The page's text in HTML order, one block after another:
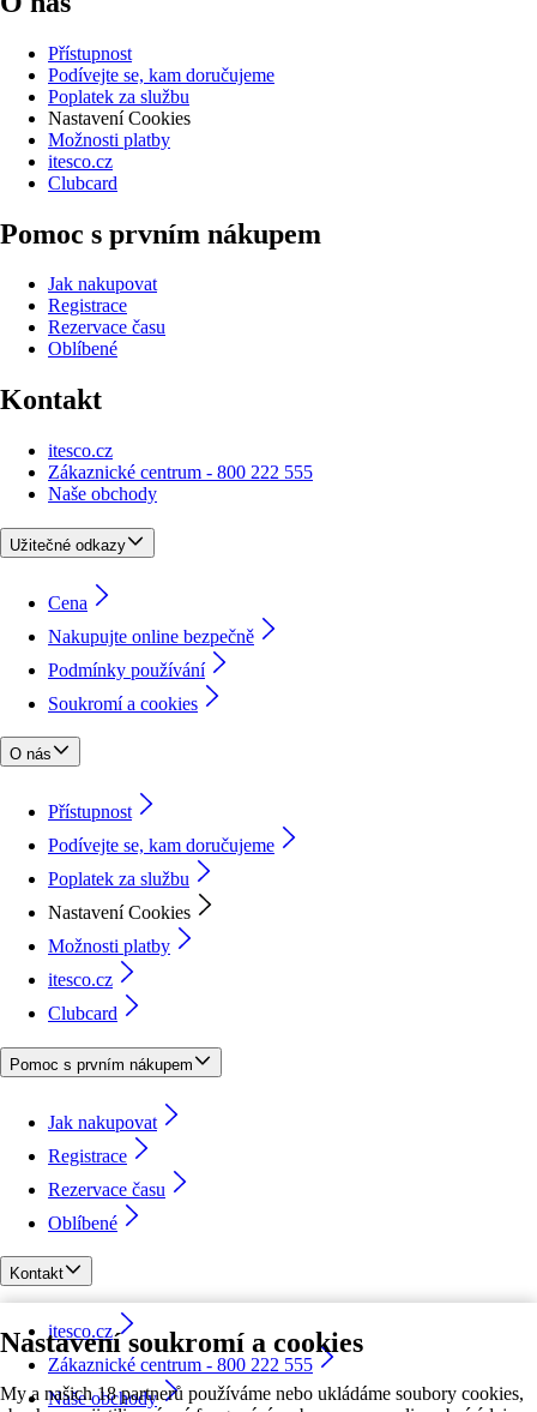
Nastavení soukromí a cookies
My a našich 18 partnerů používáme nebo ukládáme soubory cookies,
Přístupnost
Podívejte se, kam doručujeme
Poplatek za službu
Nastavení Cookies
Možnosti platby
itesco.cz
Clubcard
Pomoc s prvním nákupem
Jak nakupovat
Registrace
Rezervace času
Oblíbené
Kontakt
itesco.cz
Zákaznické centrum - 800 222 555
Naše obchody
Užitečné odkazy
Cena
Nakupujte online bezpečně
Podmínky používání
Soukromí a cookies
O nás
Přístupnost
Podívejte se, kam doručujeme
Poplatek za službu
Nastavení Cookies
Možnosti platby
itesco.cz
Clubcard
Pomoc s prvním nákupem
Jak nakupovat
Registrace
Rezervace času
Oblíbené
Kontakt
itesco.cz
Zákaznické centrum - 800 222 555
Naše obchody